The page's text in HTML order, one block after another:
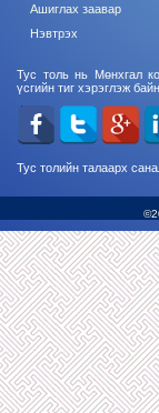
Ашиглах заавар
Нэвтрэх
Тус толь нь Мөнхгал
үсгийн тиг хэрэглэж
Тус толийн талаарх